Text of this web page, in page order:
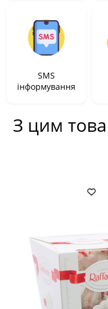
SMS
інформування
З цим